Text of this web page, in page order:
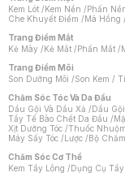
Kem Lót /Kem Nền /Phấn
Che Khuyết Điểm /Má Hồng /
Trang Điểm Mắt
Kẻ Mày /Kẻ Mắt /Phấn Mắt /
Trang Điểm Môi
Son Dưỡng Môi /Son Kem /
Chăm Sóc Tóc Và Da Đầu
Dầu Gội Và Dầu Xả /Dầu Gội
Tẩy Tế Bào Chết Da Đầu /
Xịt Dưỡng Tóc /Thuốc
Máy Sấy Tóc /Lược /Bộ
Chăm Sóc Cơ Thể
Kem Tẩy Lông /Dụng Cụ Tẩy